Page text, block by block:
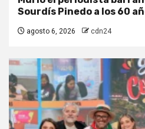
Sourdís Pinedo a los 60
agosto 6, 2026 cdn24